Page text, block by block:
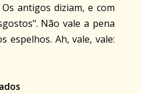
antigos diziam, e com
Não vale a pena
espelhos. Ah, vale, vale: